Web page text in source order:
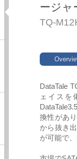
ージャ
TQ-
DataTale
ェイスを
換性があ
から抜き
が可能で